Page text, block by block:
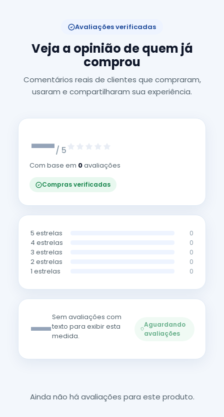
Avaliações verificadas
Veja a opinião de quem já
comprou
Comentários reais de clientes que compraram,
usaram e compartilharam sua experiência.
—/ 5
Com base em 0avaliações
Compras verificadas
5 estrelas 0
4 estrelas 0
3 estrelas 0
2 estrelas 0
1 estrelas 0
—Sem avaliações com
texto para exibir esta
medida.
Aguardando
avaliações
Ainda não há avaliações para este produto.